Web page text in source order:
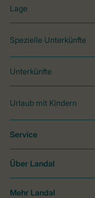
Lage
Spezielle Unterkünfte
Unterkünfte
Urlaub mit Kindern
Service
Über Landal
Mehr Landal